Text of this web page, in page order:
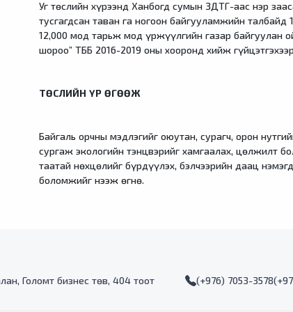
Уг төслийн хүрээнд Ханбогд сумын ЗДТГ-аас нэр
тусгагдсан таван га ногоон байгууламжийн
12,000 мод тарьж мод үржүүлгийн газар байгуулан
шороо” ТББ 2016-2019 оны хооронд хийж
ТӨСЛИЙН ҮР ӨГӨӨЖ
Байгаль орчны мэдлэгийг оюутан, сурагч, орон
сургаж экологийн тэнцвэрийг хамгаалах, цөлжилт
таатай нөхцөлийг бүрдүүлэх, бэлчээрийн даац
боломжийг нээж өгнө.
Голомт бизнес төв, 404 тоот (+976) 7053-3578